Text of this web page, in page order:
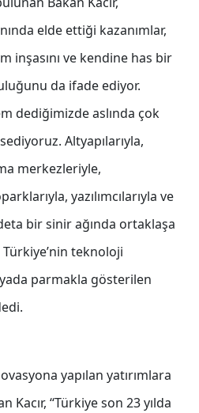
elde ettiği kazanımlar,
inşasını ve kendine has bir
da ifade ediyor.
dediğimizde aslında çok
Altyapılarıyla,
merkezleriyle,
yazılımcılarıyla ve
bir sinir ağında ortaklaşa
Türkiye’nin teknoloji
parmakla gösterilen
yapılan yatırımlara
‘‘Türkiye son 23 yılda